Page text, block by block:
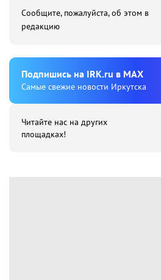
Сообщите, пожалуйста, об этом в
редакцию
Подпишиcь на IRK.ru в MAX
Cамые свежие новости Иркутска
Читайте нас на других
площадках!